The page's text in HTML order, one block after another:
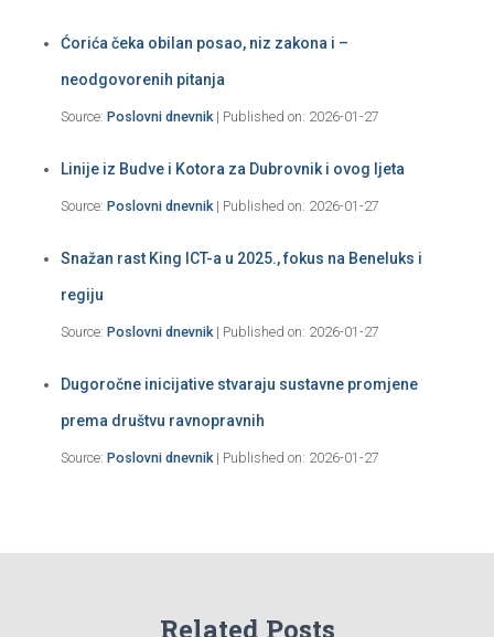
Ćorića čeka obilan posao, niz zakona i –
neodgovorenih pitanja
Source: Poslovni dnevnik Published on: 2026-01-27
Linije iz Budve i Kotora za Dubrovnik i ovog ljeta
Source: Poslovni dnevnik Published on: 2026-01-27
Snažan rast King ICT-a u 2025., fokus na Beneluks i
regiju
Source: Poslovni dnevnik Published on: 2026-01-27
Dugoročne inicijative stvaraju sustavne promjene
prema društvu ravnopravnih
Source: Poslovni dnevnik Published on: 2026-01-27
Related Posts